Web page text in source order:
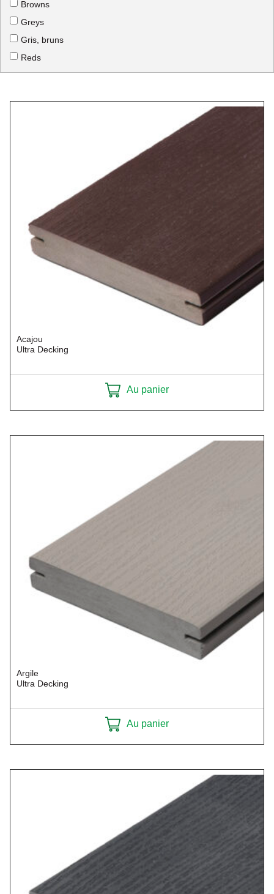
Browns
Greys
Gris, bruns
Reds
Acajou
Ultra Decking
Au panier
Argile
Ultra Decking
Au panier